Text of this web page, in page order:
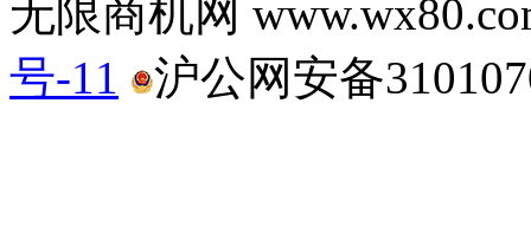
无限商机网
号-11
沪公网安备